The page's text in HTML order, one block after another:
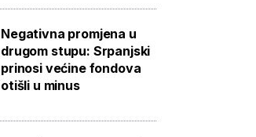
Negativna promjena u
drugom stupu: Srpanjski
prinosi većine fondova
otišli u minus